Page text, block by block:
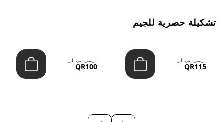
تشكيلة حصرية للجيم
ارمي بي ار
QR115
ارمي بي ار
QR100